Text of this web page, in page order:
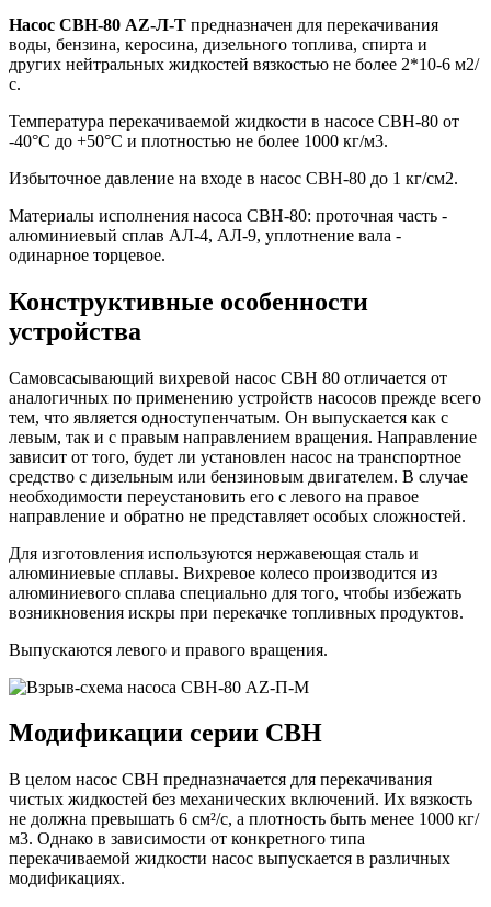
Насос СВН-80 AZ-Л-Т предназначен для перекачивания
воды, бензина, керосина, дизельного топлива, спирта и
других нейтральных жидкостей вязкостью не более 2*10-6 м2/
с.
Температура перекачиваемой жидкости в насосе СВН-80 от
-40°С до +50°С и плотностью не более 1000 кг/м3.
Избыточное давление на входе в насос СВН-80 до 1 кг/см2.
Материалы исполнения насоса СВН-80: проточная часть -
алюминиевый сплав АЛ-4, АЛ-9, уплотнение вала -
одинарное торцевое.
Конструктивные особенности
устройства
Самовсасывающий вихревой насос СВН 80 отличается от
аналогичных по применению устройств насосов прежде всего
тем, что является одноступенчатым. Он выпускается как с
левым, так и с правым направлением вращения. Направление
зависит от того, будет ли установлен насос на транспортное
средство с дизельным или бензиновым двигателем. В случае
необходимости переустановить его с левого на правое
направление и обратно не представляет особых сложностей.
Для изготовления используются нержавеющая сталь и
алюминиевые сплавы. Вихревое колесо производится из
алюминиевого сплава специально для того, чтобы избежать
возникновения искры при перекачке топливных продуктов.
Выпускаются левого и правого вращения.
Модификации серии СВН
В целом насос СВН предназначается для перекачивания
чистых жидкостей без механических включений. Их вязкость
не должна превышать 6 см²/с, а плотность быть менее 1000 кг/
м3. Однако в зависимости от конкретного типа
перекачиваемой жидкости насос выпускается в различных
модификациях.